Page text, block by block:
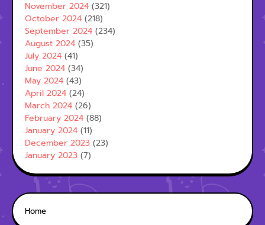
November 2024 (321)
October 2024 (218)
September 2024 (234)
August 2024 (35)
July 2024 (41)
June 2024 (34)
May 2024 (43)
April 2024 (24)
March 2024 (26)
February 2024 (88)
January 2024 (11)
December 2023 (23)
January 2023 (7)
Home